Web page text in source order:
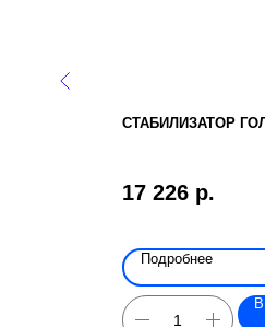
СТАБИЛИЗАТОР
17 226 р.
Подробнее